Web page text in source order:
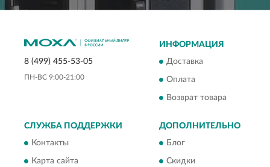
8 (499) 455-53-05
ПН-ВС 9:00-21:00
ИНФОРМАЦИЯ
Доставка
Оплата
Возврат товара
СЛУЖБА ПОДДЕРЖКИ
Контакты
Карта сайта
ДОПОЛНИТЕЛЬНО
Блог
Скидки